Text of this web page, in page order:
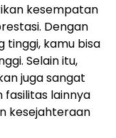
kesempatan
Dengan
tinggi, kamu bisa
Selain itu,
juga sangat
fasilitas lainnya
kesejahteraan